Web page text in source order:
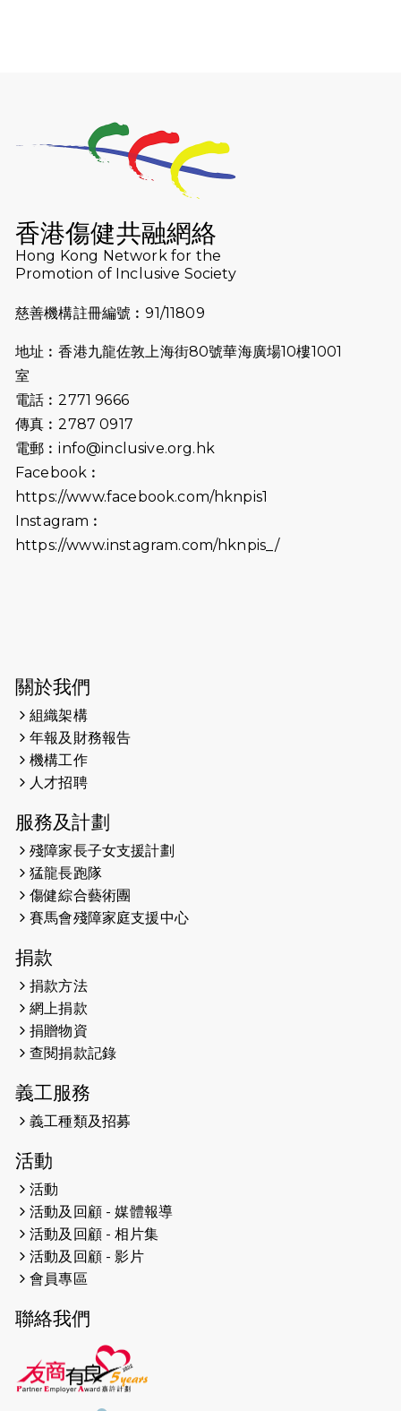
2026-07-23
猛龍長跑隊恆常練習 - 7月23日
（19:00開始）
猛龍長跑隊恆常練習 - 7月16日
2026-07-10
【猛龍戈壁118公里分享暨香港傷健共
融網絡15周年晚宴】
2026-07-09
猛龍長跑隊恆常練習 - 7月9日（19:00
2026-07-02
2026-06-25
（19:00開始）
2026-06-18
猛龍長跑隊恆常練習 - 6月18日
2026-06-11
猛龍長跑隊恆常練習 - 6月11日（19:00
2026-05-22
2026-05-21
2026-05-14
（19:00開始）
2026-05-07
開始）
2026-04-30
2026-04-25
2026-04-24
2026-04-23
2026-04-19
2026-04-16
猛龍長跑隊恆常練習 - 4月16日
（19:00開始）
2026-04-12
2026-04-11
2026-04-10 太古家＋賞系列：漫步魔術與音樂
香港傷健共融網絡
Hong Kong Network for the
Promotion of Inclusive Society
慈善機構註冊編號︰91/11809
地址︰香港九龍佐敦上海街80號華海廣場10樓1001
室
電話︰2771 9666
傳真︰2787 0917
電郵︰info@inclusive.org.hk
Facebook︰
https://www.facebook.com/hknpis1
Instagram︰
https://www.instagram.com/hknpis_/
關於我們
組織架構
年報及財務報告
機構工作
人才招聘
服務及計劃
殘障家長子女支援計劃
猛龍長跑隊
傷健綜合藝術團
賽馬會殘障家庭支援中心
捐款
捐款方法
網上捐款
捐贈物資
查閱捐款記錄
義工服務
義工種類及招募
活動
活動
活動及回顧 - 媒體報導
活動及回顧 - 相片集
活動及回顧 - 影片
會員專區
聯絡我們